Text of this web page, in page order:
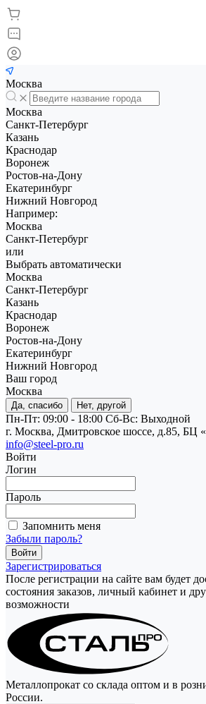
Москва
Москва
Санкт-Петербург
Казань
Краснодар
Воронеж
Ростов-на-Дону
Екатеринбург
Нижний Новгород
Например:
Москва
Санкт-Петербург
или
Выбрать автоматически
Москва
Санкт-Петербург
Казань
Краснодар
Воронеж
Ростов-на-Дону
Екатеринбург
Нижний Новгород
Ваш город
Москва
Да, спасибо Нет, другой
Пн-Пт: 09:00 - 18:00 Cб-Вс: Выходной
г. Москва, Дмитровское шоссе, д.85, БЦ
info@steel-pro.ru
Войти
Логин
Пароль
Запомнить меня
Забыли пароль?
Зарегистрироваться
После регистрации на сайте вам будет
состояния заказов, личный кабинет и
возможности
Металлопрокат со склада оптом и в
России.